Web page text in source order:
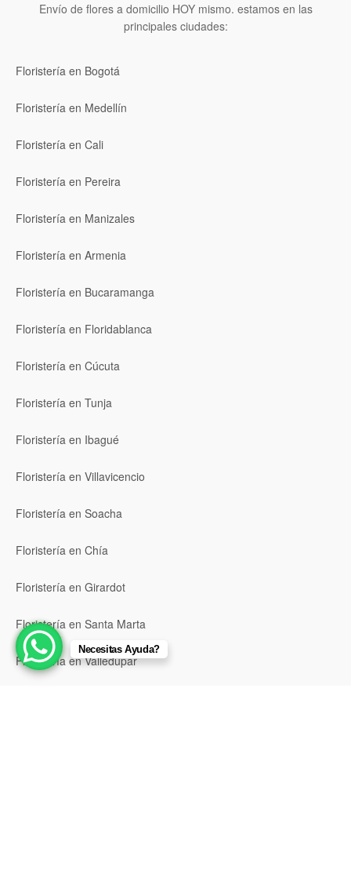
Envío de flores a domicilio HOY mismo. estamos en las
principales ciudades:
Floristería en Bogotá
Floristería en Medellín
Floristería en Cali
Floristería en Pereira
Floristería en Manizales
Floristería en Armenia
Floristería en Bucaramanga
Floristería en Floridablanca
Floristería en Cúcuta
Floristería en Tunja
Floristería en Ibagué
Floristería en Villavicencio
Floristería en Soacha
Floristería en Chía
Floristería en Girardot
Floristería en Santa Marta
Floristería en Valledupar
Necesitas Ayuda?